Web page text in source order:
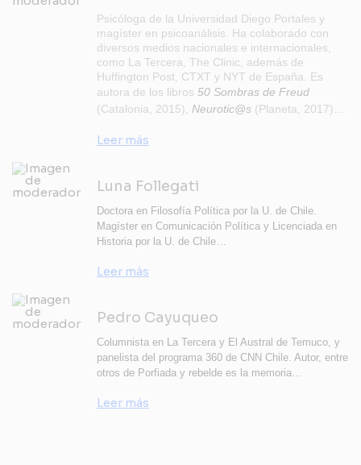
Psicóloga de la Universidad Diego Portales y
magíster en psicoanálisis. Ha colaborado con
diversos medios nacionales e internacionales,
como La Tercera, The Clinic, además de
Huffington Post, CTXT y NYT de España. Es
autora de los libros 50 Sombras de Freud
(Catalonia, 2015), Neurotic@s (Planeta, 2017)…
Leer más
Luna Follegati
Doctora en Filosofía Política por la U. de Chile.
Magíster en Comunicación Política y Licenciada en
Historia por la U. de Chile…
Leer más
Pedro Cayuqueo
Columnista en La Tercera y El Austral de Temuco, y
panelista del programa 360 de CNN Chile. Autor, entre
otros de Porfiada y rebelde es la memoria…
Leer más